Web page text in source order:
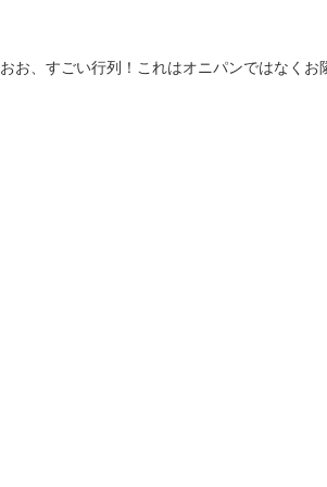
おお、すごい行列！これはオニパンではなくお